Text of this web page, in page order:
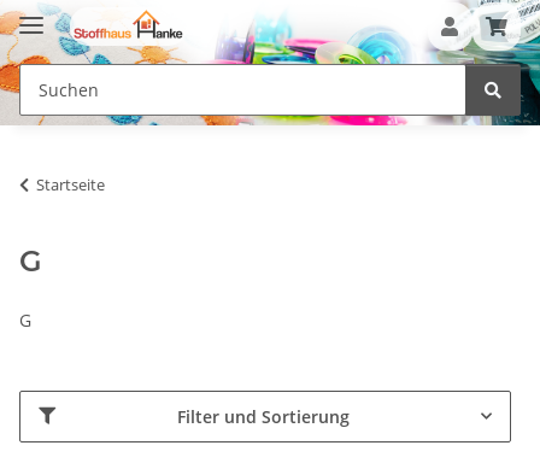
Startseite
G
G
Filter und Sortierung